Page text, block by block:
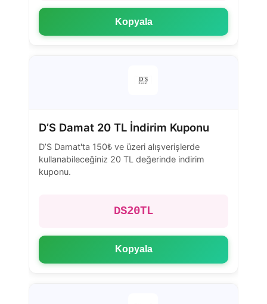
Kopyala
D’S Damat 20 TL İndirim Kuponu
D’S Damat'ta 150₺ ve üzeri alışverişlerde
kullanabileceğiniz 20 TL değerinde indirim
kuponu.
DS20TL
Kopyala